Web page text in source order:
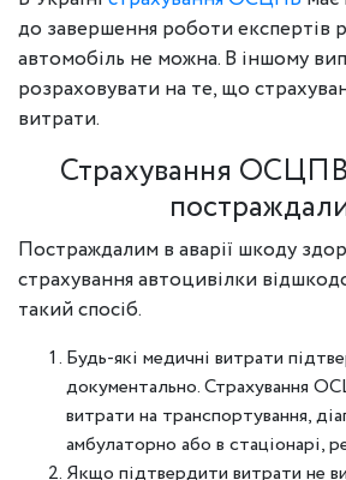
до завершення роботи експертів
автомобіль не можна. В іншому
розраховувати на те, що
витрати.
Страхування
Постраждалим в аварії шкоду
страхування автоцивілки
такий спосіб.
Будь-які медичні витрати
документально. Страхування
витрати на транспортування,
амбулаторно або в стаціонарі,
Якщо підтвердити витрати не